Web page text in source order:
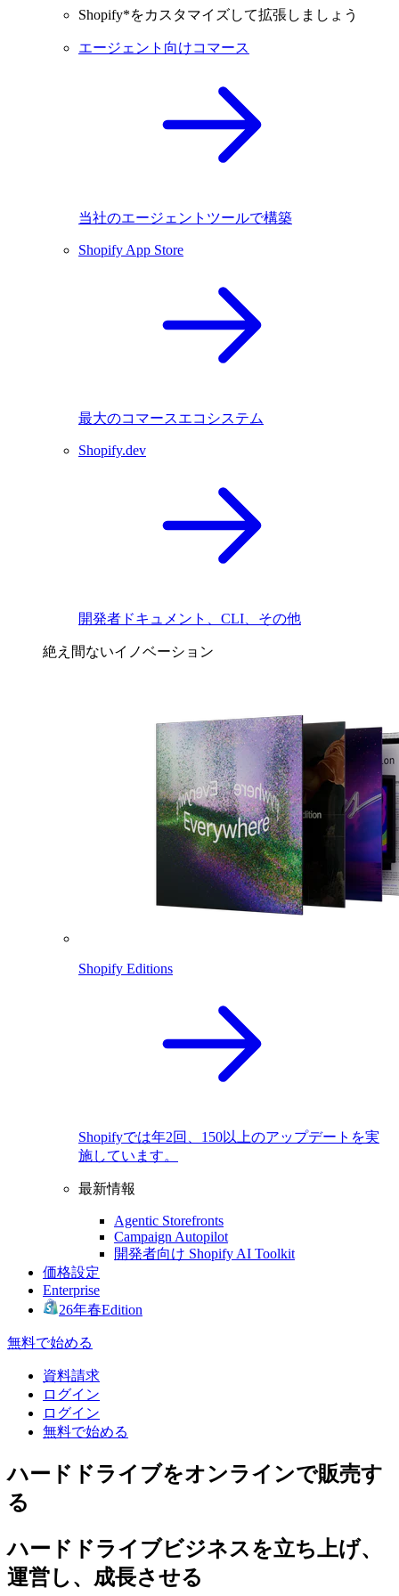
Shopify*をカスタマイズして拡張しましょう
エージェント向けコマース
当社のエージェントツールで構築
Shopify App Store
最大のコマースエコシステム
Shopify.dev
開発者ドキュメント、CLI、その他
絶え間ないイノベーション
Shopify Editions
Shopifyでは年2回、150以上のアップデートを実
施しています。
最新情報
Agentic Storefronts
Campaign Autopilot
開発者向け Shopify AI Toolkit
価格設定
Enterprise
26年春Edition
無料で始める
資料請求
ログイン
ログイン
無料で始める
ハードドライブをオンラインで販売す
る
ハードドライブビジネスを立ち上げ、
運営し、成長させる